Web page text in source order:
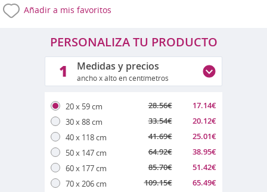
Añadir a mis favoritos
PERSONALIZA TU PRODUCTO
1 Medidas y precios
ancho x alto en centímetros
20 x 59 cm
30 x 88 cm
40 x 118 cm
50 x 147 cm
60 x 177 cm
70 x 206 cm
28.56€
33.54€
41.69€
64.92€
85.70€
109.15€
17.14€
20.12€
25.01€
38.95€
51.42€
65.49€